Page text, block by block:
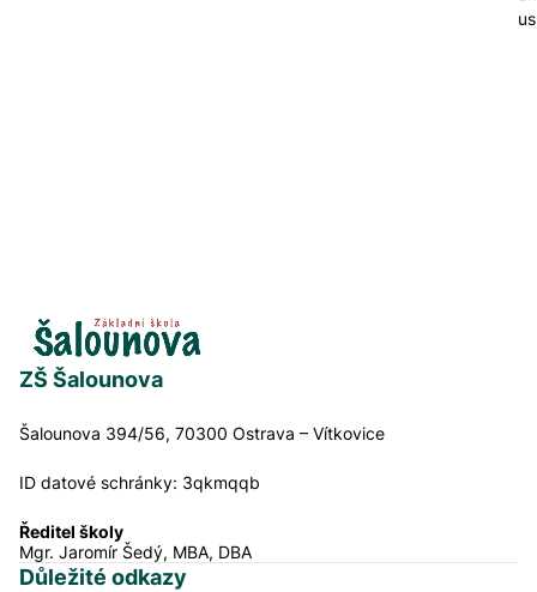
ZŠ Šalounova
Šalounova 394/56, 70300 Ostrava – Vítkovice
ID datové schránky: 3qkmqqb
Ředitel školy
Mgr. Jaromír Šedý, MBA, DBA
Důležité odkazy